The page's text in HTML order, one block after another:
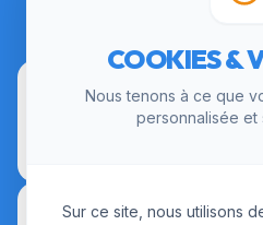
COOKIES &
Nous tenons à ce que
personnalisée et
Sur ce site, nous utilisons